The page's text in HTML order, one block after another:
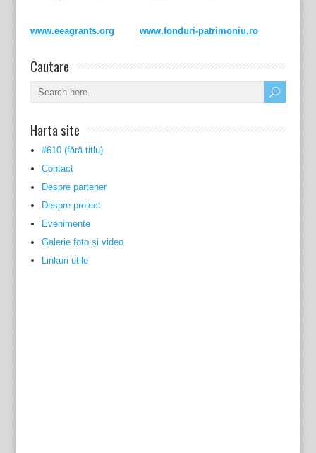
www.eeagrants.org www.fonduri-patrimoniu.ro
Cautare
Harta site
#610 (fără titlu)
Contact
Despre partener
Despre proiect
Evenimente
Galerie foto și video
Linkuri utile